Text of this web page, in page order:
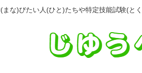
まな)びたい人(ひと)たちや特定技能試験(と